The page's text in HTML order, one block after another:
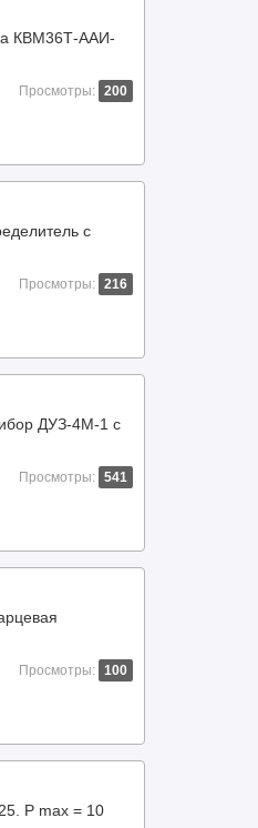
КВМ36Т-ААИ-
Просмотры: 200
с
Просмотры: 216
ДУЗ-4М-1 с
Просмотры: 541
Просмотры: 100
Р max = 10